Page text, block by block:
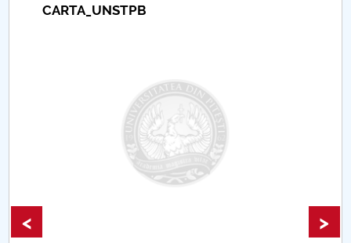
Comisie de etica unversitară
Accesibilitate pentru studenții cu dizabilități
CARTA_UNSTPB
< >